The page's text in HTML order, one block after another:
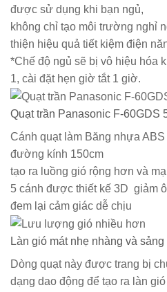
được sử dụng khi bạn ngủ,
không chỉ tạo môi trường nghỉ
thiện hiệu quả tiết kiệm điện
*Chế độ ngủ sẽ bị vô hiệu hóa
1, cài đặt hẹn giờ tắt 1 giờ.
Quạt trần Panasonic F-60GDS
Cánh quạt làm Băng nhựa
đường kính 150cm
tạo ra luồng gió rộng hơn và
5 cánh được thiết kế 3D giảm
đem lại cảm giác dễ chịu
Làn gió mát nhẹ nhàng và sảng
Dòng quạt này được trang bị
dạng dao động để tạo ra làn